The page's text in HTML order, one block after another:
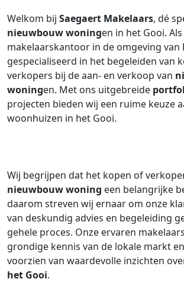
Welkom bij Saegaert Makelaars, dé
nieuwbouw woningen in het Gooi.
makelaarskantoor in de omgeving van
gespecialiseerd in het begeleiden van
verkopers bij de aan- en verkoop van
woningen. Met ons uitgebreide
projecten bieden wij een ruime keuze
woonhuizen in het Gooi.
Wij begrijpen dat het kopen of
nieuwbouw woning een belangrijke
daarom streven wij ernaar om onze
van deskundig advies en begeleiding
gehele proces. Onze ervaren
grondige kennis van de lokale markt
voorzien van waardevolle inzichten
het Gooi.